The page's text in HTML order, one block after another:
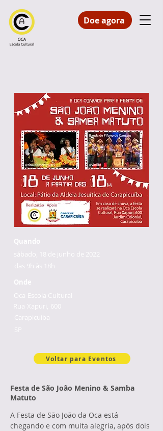
Doe agora
Onde
Oca Escola Cultural
Rua Xapuri, 600
Carapicuíba
SP
sábado, 18 de junho de 2022
das 9h às 18h
Voltar para Eventos
Quando
Festa de São João Menino & Samba
Matuto
A Festa de São João da Oca está
chegando e com muita alegria, após dois